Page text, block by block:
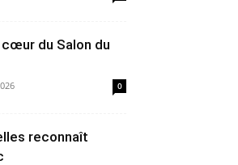
du Salon du
0
reconnaît